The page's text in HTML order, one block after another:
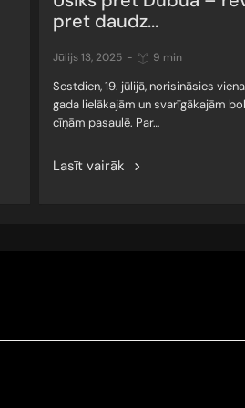
pret daudz...
jūlijs 13, 2025 - 9 min
Sestdien, 19. jūlijā, norisināsies
gada lielākajām un svarīgākajām
cīņām pasaulē. Par…
Lasīt vairāk